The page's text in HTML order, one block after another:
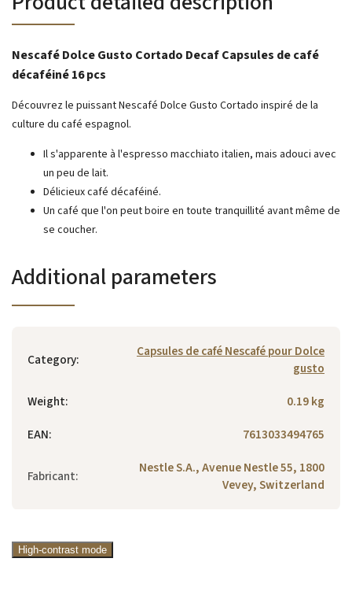
Nescafé Dolce Gusto Cortado Decaf Capsules de café
décaféiné 16 pcs
Découvrez le puissant Nescafé Dolce Gusto Cortado inspiré de la
culture du café espagnol.
Il s'apparente à l'espresso macchiato italien, mais adouci avec
un peu de lait.
Délicieux café décaféiné.
Un café que l'on peut boire en toute tranquillité avant même de
se coucher.
Additional parameters
Category:
Capsules de café Nescafé pour Dolce
gusto
Weight:
0.19 kg
EAN: 7613033494765
Fabricant:
Nestle S.A., Avenue Nestle 55, 1800
Vevey, Switzerland
High-contrast mode